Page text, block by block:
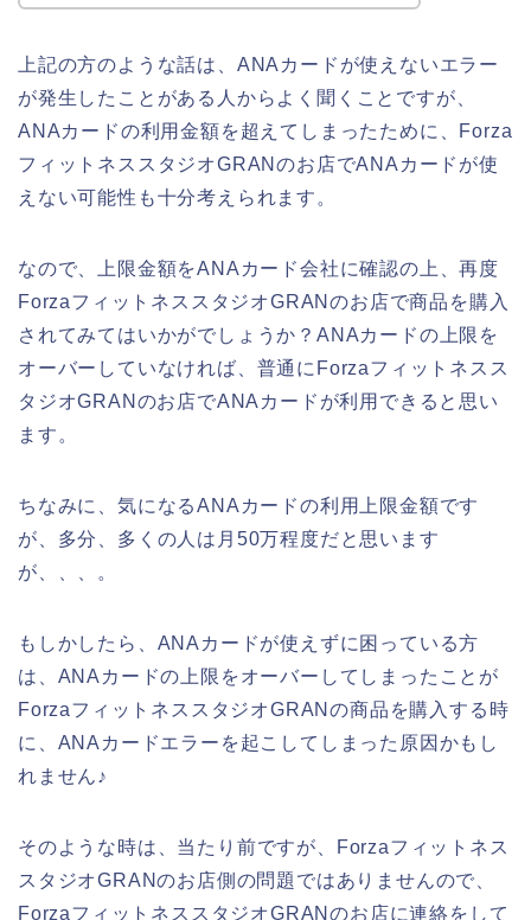
上記の方のような話は、ANAカードが使えないエラー
が発生したことがある人からよく聞くことですが、
ANAカードの利用金額を超えてしまったために、Forza
フィットネススタジオGRANのお店でANAカードが使
えない可能性も十分考えられます。
なので、上限金額をANAカード会社に確認の上、再度
ForzaフィットネススタジオGRANのお店で商品を購入
されてみてはいかがでしょうか？ANAカードの上限を
オーバーしていなければ、普通にForzaフィットネスス
タジオGRANのお店でANAカードが利用できると思い
ます。
ちなみに、気になるANAカードの利用上限金額です
が、多分、多くの人は月50万程度だと思います
が、、、。
もしかしたら、ANAカードが使えずに困っている方
は、ANAカードの上限をオーバーしてしまったことが
ForzaフィットネススタジオGRANの商品を購入する時
に、ANAカードエラーを起こしてしまった原因かもし
れません♪
そのような時は、当たり前ですが、Forzaフィットネス
スタジオGRANのお店側の問題ではありませんので、
ForzaフィットネススタジオGRANのお店に連絡をして